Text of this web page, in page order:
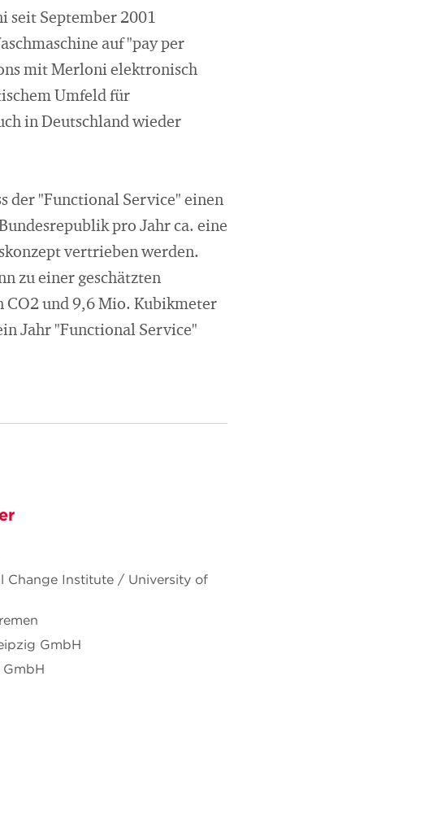
seit September 2001
auf "pay per
mit Merloni elektronisch
Umfeld für
in Deutschland wieder
der "Functional Service" einen
pro Jahr ca. eine
vertrieben werden.
zu einer geschätzten
CO2 und 9,6 Mio. Kubikmeter
Jahr "Functional Service"
Change Institute / University of
GmbH
GmbH